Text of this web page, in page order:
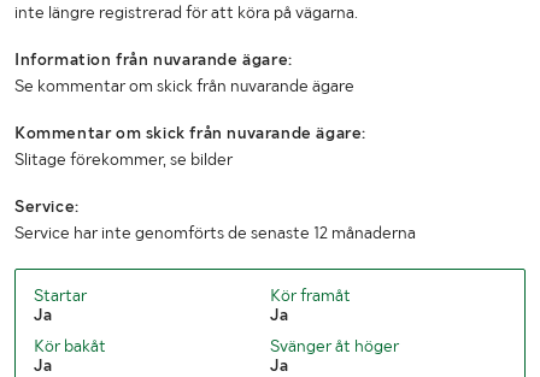
inte längre registrerad för att köra på vägarna.
Information från nuvarande ägare:
Se kommentar om skick från nuvarande ägare
Kommentar om skick från nuvarande ägare:
Slitage förekommer, se bilder
Service:
Service har inte genomförts de senaste 12 månaderna
Startar
Ja
Kör framåt
Ja
Kör bakåt
Ja
Svänger åt höger
Ja